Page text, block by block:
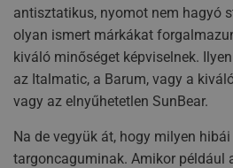
antisztatikus, nyomot nem hagyó
olyan ismert márkákat
kiváló minőséget képviselnek.
az Italmatic, a Barum, vagy a
vagy az elnyűhetetlen SunBear.
Na de vegyük át, hogy milyen
targoncaguminak. Amikor például